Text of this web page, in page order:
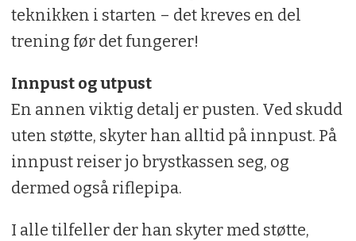
teknikken i starten – det kreves en del
trening før det fungerer!
Innpust og utpust
En annen viktig detalj er pusten. Ved skudd
uten støtte, skyter han alltid på innpust. På
innpust reiser jo brystkassen seg, og
dermed også riflepipa.
I alle tilfeller der han skyter med støtte,